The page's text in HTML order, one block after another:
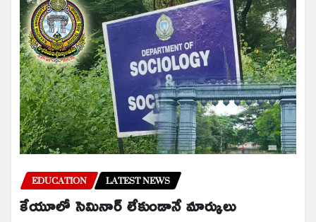
EDUCATION LATEST NEWS
కేయూలో సెమినార్ లేకుండానే మార్కులు